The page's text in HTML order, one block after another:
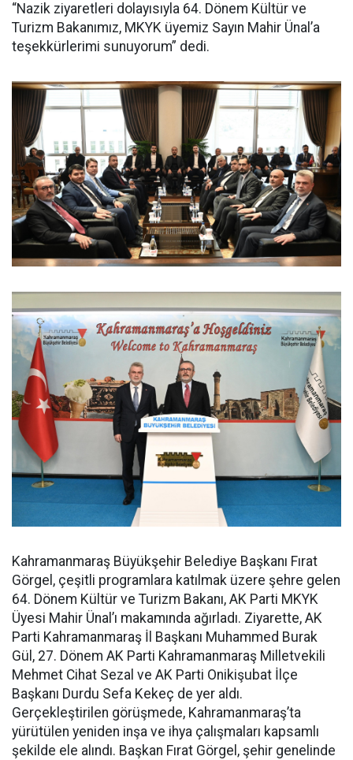
“Nazik ziyaretleri dolayısıyla 64. Dönem Kültür ve
Turizm Bakanımız, MKYK üyemiz Sayın Mahir Ünal’a
teşekkürlerimi sunuyorum” dedi.
Kahramanmaraş Büyükşehir Belediye Başkanı Fırat
Görgel, çeşitli programlara katılmak üzere şehre gelen
64. Dönem Kültür ve Turizm Bakanı, AK Parti MKYK
Üyesi Mahir Ünal’ı makamında ağırladı. Ziyarette, AK
Parti Kahramanmaraş İl Başkanı Muhammed Burak
Gül, 27. Dönem AK Parti Kahramanmaraş Milletvekili
Mehmet Cihat Sezal ve AK Parti Onikişubat İlçe
Başkanı Durdu Sefa Kekeç de yer aldı.
Gerçekleştirilen görüşmede, Kahramanmaraş’ta
yürütülen yeniden inşa ve ihya çalışmaları kapsamlı
şekilde ele alındı. Başkan Fırat Görgel, şehir genelinde